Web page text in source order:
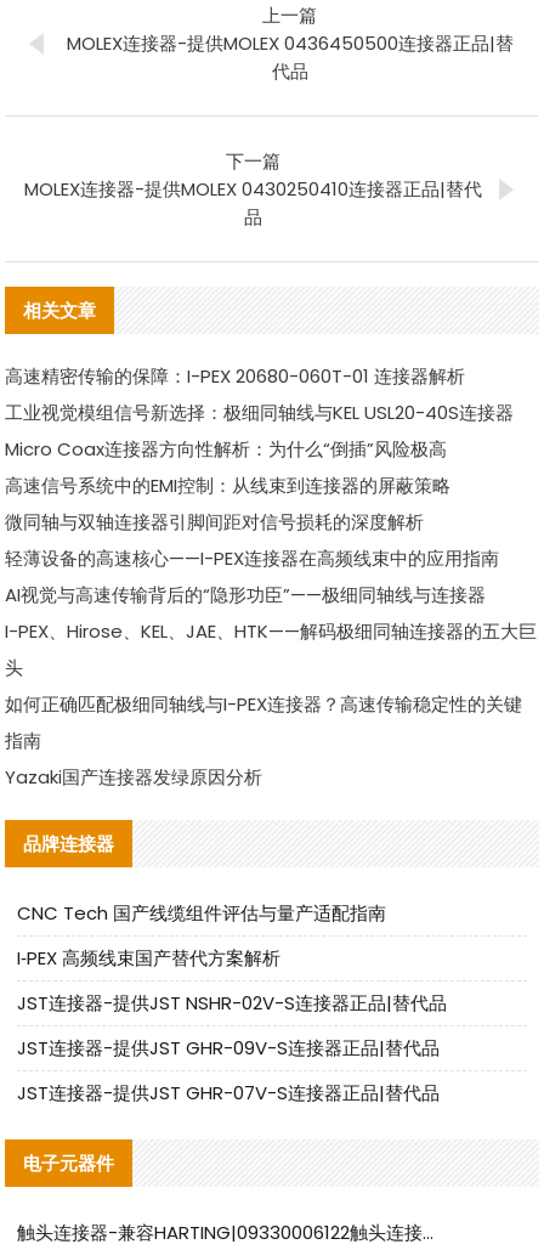
上一篇
MOLEX连接器-提供MOLEX 0436450500连接器正品|替
代品
下一篇
MOLEX连接器-提供MOLEX 0430250410连接器正品|替代
品
相关文章
高速精密传输的保障：I-PEX 20680-060T-01 连接器解析
工业视觉模组信号新选择：极细同轴线与KEL USL20-40S连接器
Micro Coax连接器方向性解析：为什么“倒插”风险极高
高速信号系统中的EMI控制：从线束到连接器的屏蔽策略
微同轴与双轴连接器引脚间距对信号损耗的深度解析
轻薄设备的高速核心——I-PEX连接器在高频线束中的应用指南
AI视觉与高速传输背后的“隐形功臣”——极细同轴线与连接器
I-PEX、Hirose、KEL、JAE、HTK——解码极细同轴连接器的五大巨
头
如何正确匹配极细同轴线与I-PEX连接器？高速传输稳定性的关键
指南
Yazaki国产连接器发绿原因分析
品牌连接器
CNC Tech 国产线缆组件评估与量产适配指南
I‑PEX 高频线束国产替代方案解析
JST连接器-提供JST NSHR-02V-S连接器正品|替代品
JST连接器-提供JST GHR-09V-S连接器正品|替代品
JST连接器-提供JST GHR-07V-S连接器正品|替代品
电子元器件
触头连接器-兼容HARTING|09330006122触头连接器替代品说明